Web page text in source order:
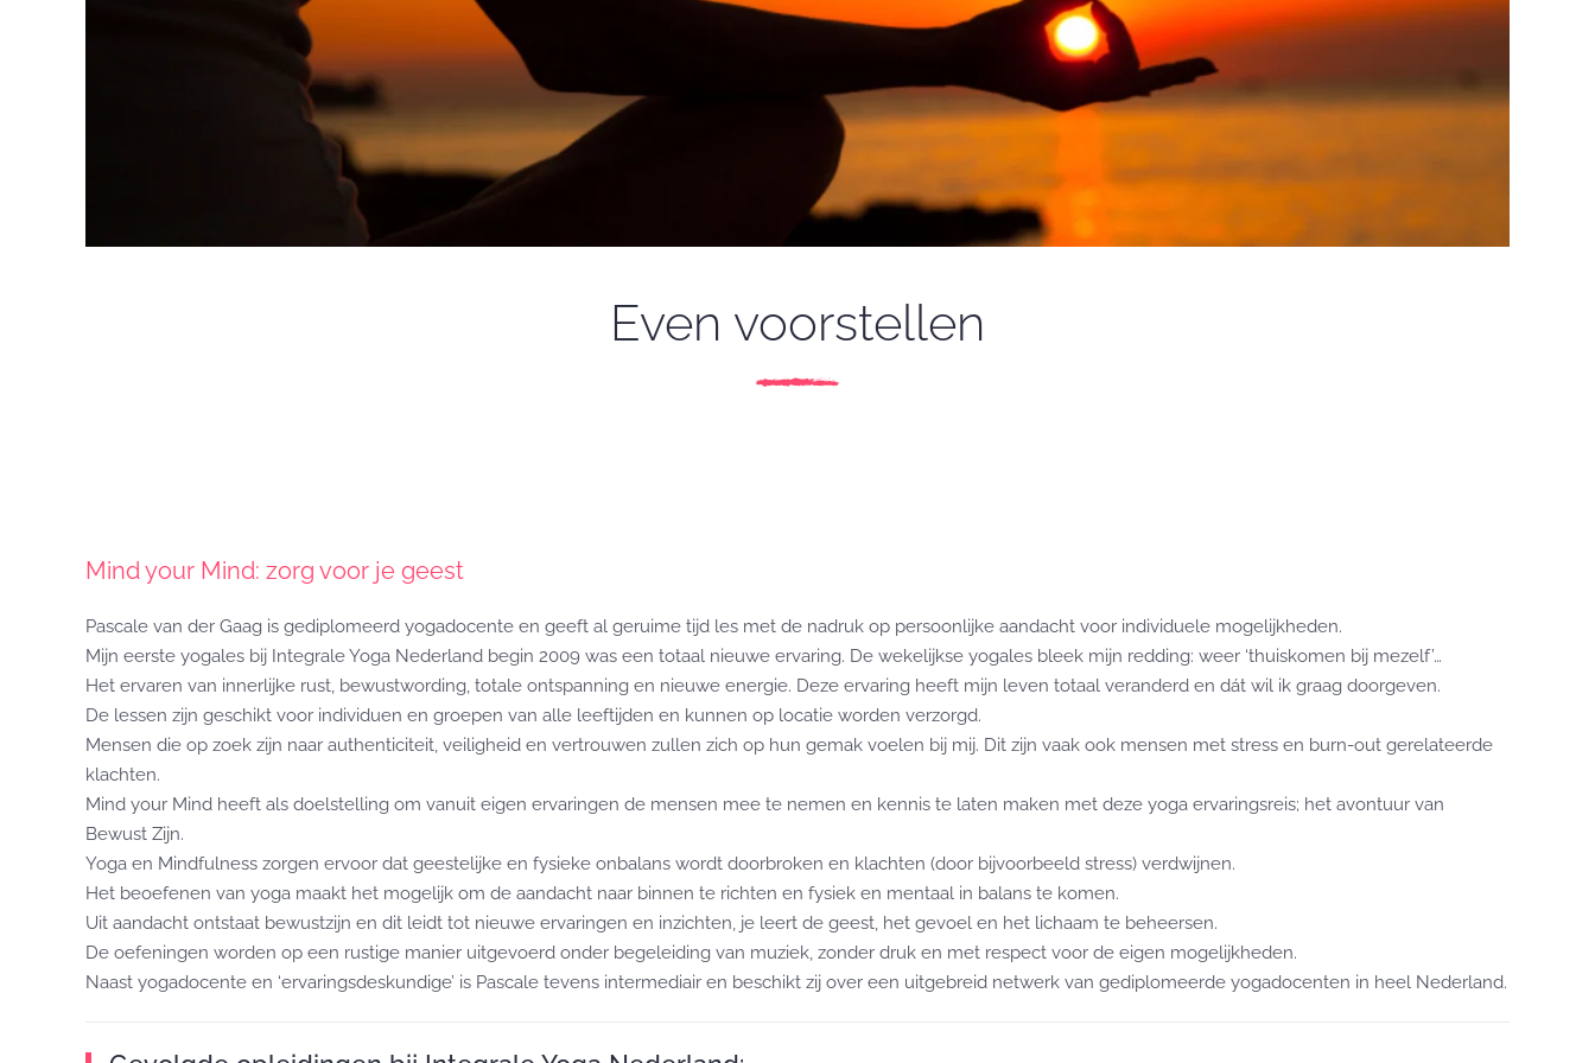
Even voorstellen
Mind your Mind: zorg voor je geest
Pascale van der Gaag is gediplomeerd yogadocente en geeft al geruime tijd les met de nadruk op persoonlijke aandacht voor individuele mogelijkheden.
Mijn eerste yogales bij Integrale Yoga Nederland begin 2009 was een totaal nieuwe ervaring. De wekelijkse yogales bleek mijn redding: weer ‘thuiskomen bij mezelf’…
Het ervaren van innerlijke rust, bewustwording, totale ontspanning en nieuwe energie. Deze ervaring heeft mijn leven totaal veranderd en dát wil ik graag doorgeven.
De lessen zijn geschikt voor individuen en groepen van alle leeftijden en kunnen op locatie worden verzorgd.
Mensen die op zoek zijn naar authenticiteit, veiligheid en vertrouwen zullen zich op hun gemak voelen bij mij. Dit zijn vaak ook mensen met stress en burn-out gerelateerde
klachten.
Mind your Mind heeft als doelstelling om vanuit eigen ervaringen de mensen mee te nemen en kennis te laten maken met deze yoga ervaringsreis; het avontuur van
Bewust Zijn.
Yoga en Mindfulness zorgen ervoor dat geestelijke en fysieke onbalans wordt doorbroken en klachten (door bijvoorbeeld stress) verdwijnen.
Het beoefenen van yoga maakt het mogelijk om de aandacht naar binnen te richten en fysiek en mentaal in balans te komen.
Uit aandacht ontstaat bewustzijn en dit leidt tot nieuwe ervaringen en inzichten, je leert de geest, het gevoel en het lichaam te beheersen.
De oefeningen worden op een rustige manier uitgevoerd onder begeleiding van muziek, zonder druk en met respect voor de eigen mogelijkheden.
Naast yogadocente en ‘ervaringsdeskundige’ is Pascale tevens intermediair en beschikt zij over een uitgebreid netwerk van gediplomeerde yogadocenten in heel Nederland.